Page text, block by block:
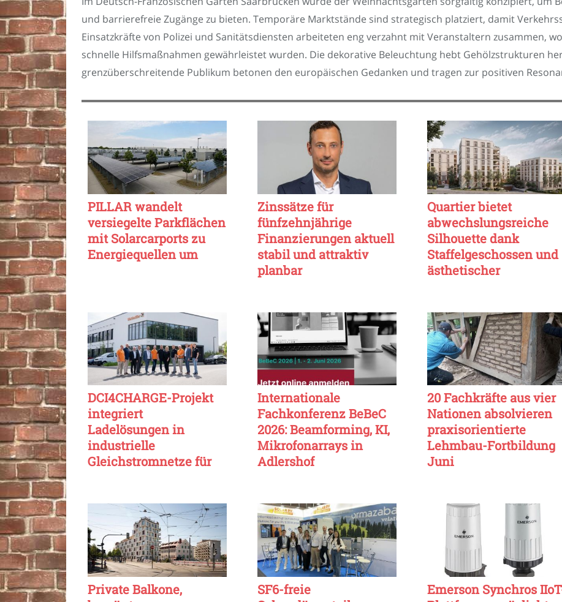
und barrierefreie Zugänge zu bieten. Temporäre Marktstände sind strategisch platziert, damit
Einsatzkräfte von Polizei und Sanitätsdiensten arbeiteten eng verzahnt mit Veranstaltern zusammen,
schnelle Hilfsmaßnahmen gewährleistet wurden. Die dekorative Beleuchtung hebt Gehölzstrukturen
grenzüberschreitende Publikum betonen den europäischen Gedanken und tragen zur positiven
PILLAR wandelt
versiegelte Parkflächen
mit Solarcarports zu
Energiequellen um
Zinssätze für
fünfzehnjährige
Finanzierungen aktuell
stabil und attraktiv
planbar
Quartier bietet
abwechslungsreiche
Silhouette dank
Staffelgeschossen und
ästhetischer
DCI4CHARGE-Projekt
integriert
Ladelösungen in
industrielle
Gleichstromnetze für
Internationale
Fachkonferenz BeBeC
2026: Beamforming, KI,
Mikrofonarrays in
Adlershof
20 Fachkräfte aus vier
Nationen absolvieren
praxisorientierte
Lehmbau-Fortbildung
Juni
Private Balkone,
SF6-freie
Emerson Synchros